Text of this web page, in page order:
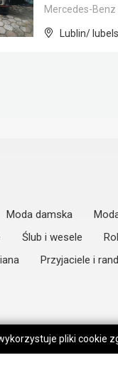
Mercedes-Benz
Lublin/
Moda damska
Ślub i wesele
Przyjaciele i
pliki cookie